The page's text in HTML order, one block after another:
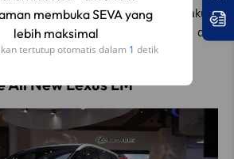
light biteskhas Jepang seperti Kohakuto
terbuat dari bahan natural dan
All New Lexus LM